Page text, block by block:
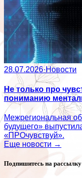
28.07.2026·Новости
Не только про
пониманию
Межрегиональная
будущего»
«ПРОчувствуй».
Еще новости →
Подпишитесь на рассылку